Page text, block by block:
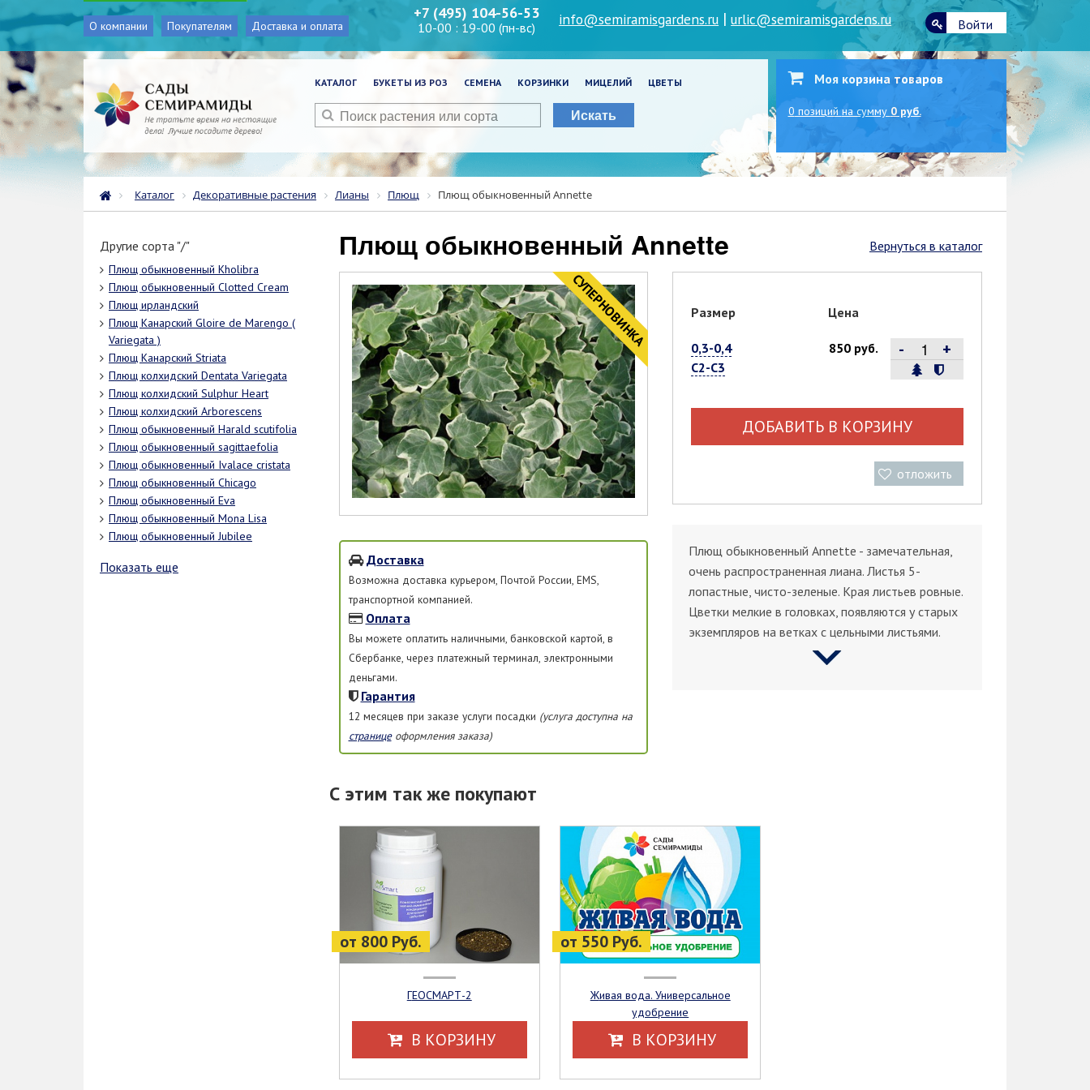
О компании Покупателям Доставка и оплата
+7 (495) 104-56-53
10-00 : 19-00 (пн-вс) info@semiramisgardens.ru |urlic@semiramisgardens.ru Войти
КАТАЛОГ БУКЕТЫ ИЗ РОЗ СЕМЕНА КОРЗИНКИ МИЦЕЛИЙ ЦВЕТЫ
Искать
Моя корзина товаров
0 позиций на сумму 0 руб.
Каталог Декоративные растения Лианы Плющ Плющ обыкновенный Annette
Другие сорта "/"
Плющ обыкновенный Kholibra
Плющ обыкновенный Clotted Cream
Плющ ирландский
Плющ Канарский Gloire de Marengo (
Variegata )
Плющ Канарский Striata
Плющ колхидский Dentata Variegata
Плющ колхидский Sulphur Heart
Плющ колхидский Arborescens
Плющ обыкновенный Harald scutifolia
Плющ обыкновенный sagittaefolia
Плющ обыкновенный Ivalace cristata
Плющ обыкновенный Chicago
Плющ обыкновенный Eva
Плющ обыкновенный Mona Lisa
Плющ обыкновенный Jubilee
Показать еще
Вернуться в каталог
Плющ обыкновенный Annette
CУПЕРНОВИНКА
Доставка
Возможна доставка курьером, Почтой России, EMS,
транспортной компанией.
Оплата
Вы можете оплатить наличными, банковской картой, в
Сбербанке, через платежный терминал, электронными
деньгами.
Гарантия
12 месяцев при заказе услуги посадки (услуга доступна на
страницеоформления заказа)
Размер Цена
0,3-0,4
С2-С3
850 руб. - +
ДОБАВИТЬ В КОРЗИНУ
отложить
Плющ обыкновенный Annette - замечательная,
очень распространенная лиана. Листья 5-
лопастные, чисто-зеленые. Края листьев ровные.
Цветки мелкие в головках, появляются у старых
экземпляров на ветках с цельными листьями.
С этим так же покупают
от 800 Руб.
ГЕОСМАРТ-2
В КОРЗИНУ
от 550 Руб.
Живая вода. Универсальное
удобрение
В КОРЗИНУ